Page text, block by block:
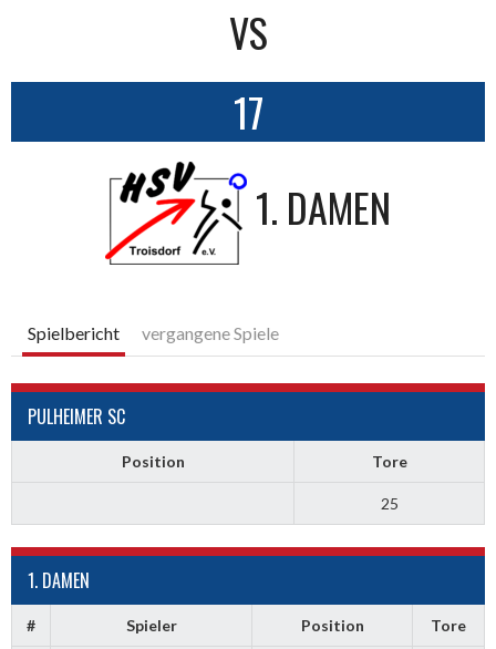
VS
17
1. DAMEN
Spielbericht vergangene Spiele
PULHEIMER SC
Position Tore
25
1. DAMEN
# Spieler Position Tore